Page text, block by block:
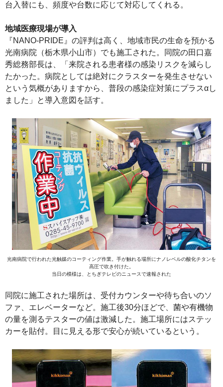
台入替にも、頻度や台数に応じて対応してくれる。
地域医療現場が導入
『NANO-PRIDE』の評判は高く、地域市民の生命を預かる
光南病院（栃木県小山市）でも施工された。同院の田口嘉
秀総務部長は、「来院される患者様の感染リスクを減らし
たかった。病院としては絶対にクラスターを発生させない
という気概がありますから、普段の感染症対策にプラスαし
ました」と導入意図を話す。
光南病院で行われた光触媒のコーティング作業。手が触れる場所にナノレベルの酸化チタンを
高圧で吹き付けた。
当日の模様は、とちぎテレビのニュースで速報された
同院に施工された場所は、受付カウンターや待ち合いのソ
ファ、エレベーターなど。施工後30分ほどで、菌や有機物
の量を測るテスターの値は激減した。施工場所にはステッ
カーを貼付。目に見える形で安心が続いているという。